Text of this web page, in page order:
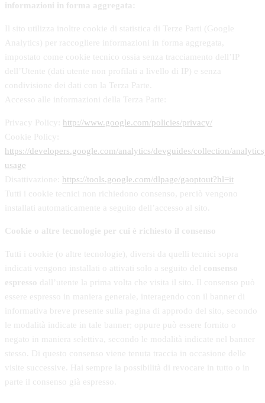
informazioni in forma aggregata:
Il sito utilizza inoltre cookie di statistica di Terze Parti (Google
Analytics) per raccogliere informazioni in forma aggregata,
impostato come cookie tecnico ossia senza tracciamento dell’IP
dell’Utente (dati utente non profilati a livello di IP) e senza
condivisione dei dati con la Terza Parte.
Accesso alle informazioni della Terza Parte:
Privacy Policy: http://www.google.com/policies/privacy/
Cookie Policy:
https://developers.google.com/analytics/devguides/collection/
usage
Disattivazione: https://tools.google.com/dlpage/gaoptout?hl=it
Tutti i cookie tecnici non richiedono consenso, perciò vengono
installati automaticamente a seguito dell’accesso al sito.
Cookie o altre tecnologie per cui è richiesto il consenso
Tutti i cookie (o altre tecnologie), diversi da quelli tecnici sopra
indicati vengono installati o attivati solo a seguito del consenso
espresso
dall’utente la prima volta che visita il sito. Il consenso può
essere espresso in maniera generale, interagendo con il banner di
informativa breve presente sulla pagina di approdo del sito, secondo
le modalità indicate in tale banner; oppure può essere fornito o
negato in maniera selettiva, secondo le modalità indicate nel banner
stesso. Di questo consenso viene tenuta traccia in occasione delle
visite successive. Hai sempre la possibilità di revocare in tutto o in
parte il consenso già espresso.